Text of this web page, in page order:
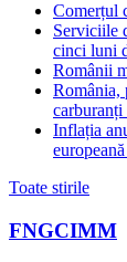
Comerțul
Serviciile
cinci luni
Românii
România,
Inflația
europeană
Toate stirile
FNGCIMM